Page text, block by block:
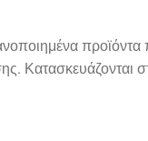
Κατασκευάζονται